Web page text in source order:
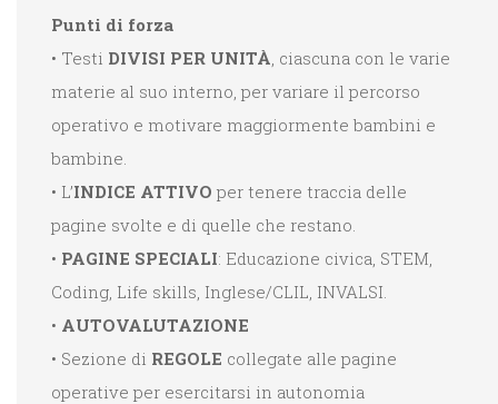
Punti di forza
• Testi DIVISI PER UNITÀ , ciascuna con le varie
materie al suo interno, per variare il percorso
operativo e motivare maggiormente bambini e
bambine.
• L’INDICE ATTIVO per tenere traccia delle
pagine svolte e di quelle che restano.
• PAGINE SPECIALI: Educazione civica, STEM,
Coding, Life skills, Inglese/CLIL, INVALSI.
• AUTOVALUTAZIONE
• Sezione di REGOLE collegate alle pagine
operative per esercitarsi in autonomia